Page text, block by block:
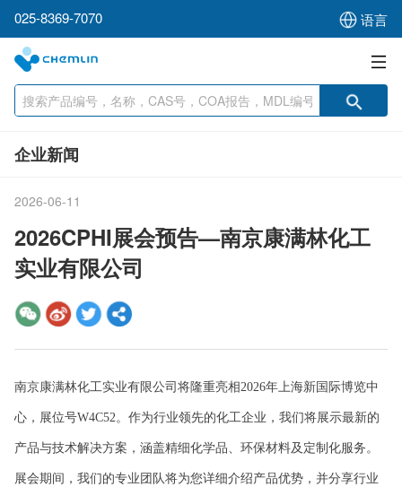
025-8369-7070 语言
企业新闻
2026-06-11
2026CPHI展会预告—南京康满林化工
实业有限公司
南京康满林化工实业有限公司将隆重亮相2026年上海新国际博览中
心，展位号W4C52。作为行业领先的化工企业，我们将展示最新的
产品与技术解决方案，涵盖精细化学品、环保材料及定制化服务。
展会期间，我们的专业团队将为您详细介绍产品优势，并分享行业